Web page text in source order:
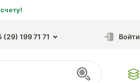
(29) 199 71 71 Войти